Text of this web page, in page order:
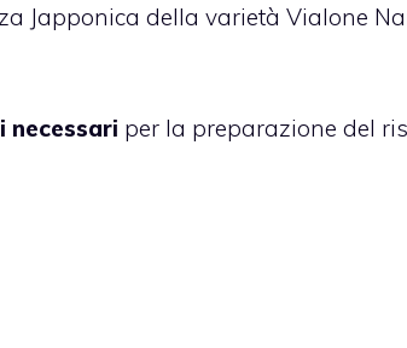
Japponica della varietà Vialone
necessari per la preparazione del